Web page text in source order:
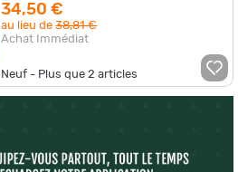
34,50 €
au lieu de38,81 €
Achat Immédiat
Neuf - Plus que2 articles